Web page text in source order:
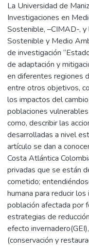
La Universidad de
Investigaciones en
Sostenible, –CIMAD-,
Sostenible y Medio
de investigación
de adaptación y
en diferentes regiones
entre otros objetivos,
los impactos del
poblaciones
como, describir las
desarrolladas a nivel
artículo se dan a
Costa Atlántica
privadas que se están
cometido;
humana para reducir
población afectada por
estrategias de
efecto
(conservación y